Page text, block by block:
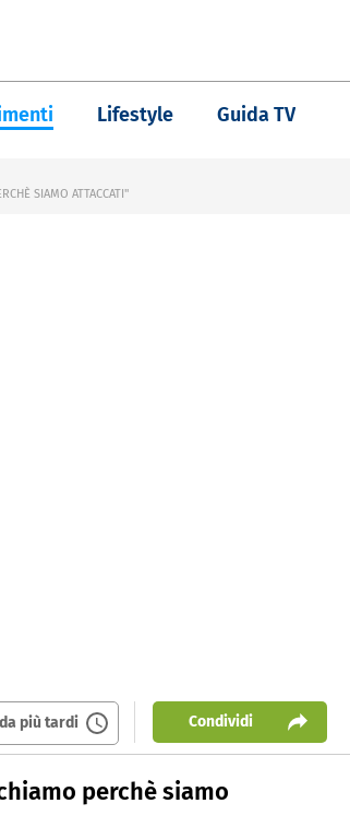
Lifestyle Guida TV
SIAMO ATTACCATI"
più tardi Condividi
perchè siamo